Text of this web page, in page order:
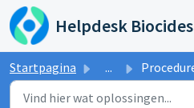
Doorgaan naar hoofdinhoud
Startpagina ... Procedure voor